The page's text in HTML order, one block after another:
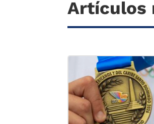
Artículos